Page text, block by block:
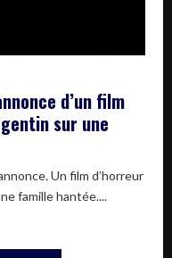
d’un film
sur une
Un film d’horreur
famille hantée....